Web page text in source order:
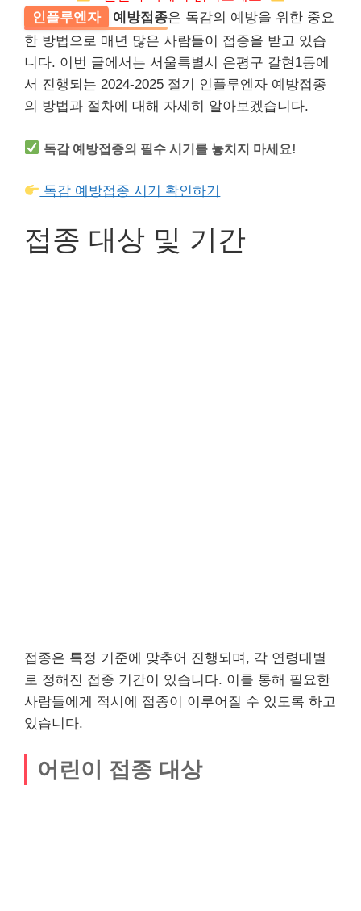
인플루엔자
예방접종은 독감의 예방을 위한 중요
한 방법으로 매년 많은 사람들이 접종을 받고 있습
니다. 이번 글에서는 서울특별시 은평구 갈현1동에
서 진행되는 2024-2025 절기 인플루엔자 예방접종
의 방법과 절차에 대해 자세히 알아보겠습니다.
독감 예방접종의 필수 시기를 놓치지 마세요!
독감 예방접종 시기 확인하기
접종 대상 및 기간
접종은 특정 기준에 맞추어 진행되며, 각 연령대별
로 정해진 접종 기간이 있습니다. 이를 통해 필요한
사람들에게 적시에 접종이 이루어질 수 있도록 하고
있습니다.
어린이 접종 대상